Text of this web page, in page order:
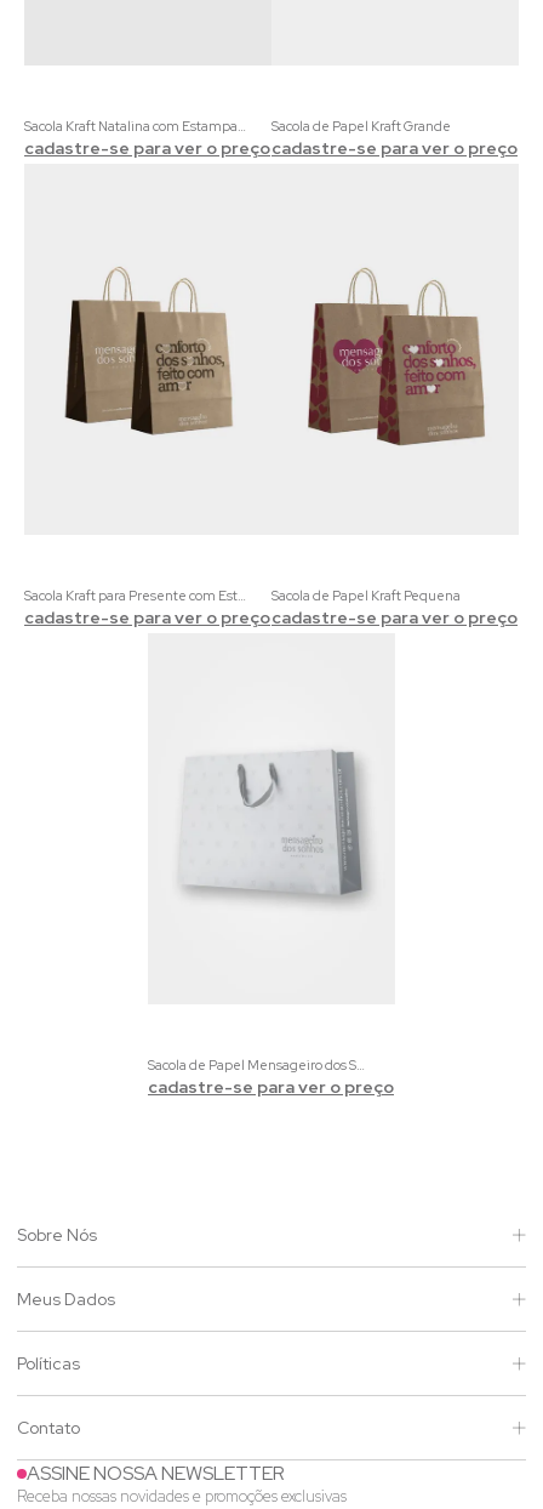
Sacola Kraft Natalina com Estampa de Capivaras
cadastre-se para ver o preço
Sacola de Papel Kraft Grande
cadastre-se para ver o preço
Sacola Kraft para Presente com Estampa Preta
cadastre-se para ver o preço
Sacola de Papel Kraft Pequena
cadastre-se para ver o preço
Sacola de Papel Mensageiro dos Sonhos com Alça de Sarja
cadastre-se para ver o preço
Sobre Nós
Meus Dados
Políticas
Contato
ASSINE NOSSA NEWSLETTER
Receba nossas novidades e promoções exclusivas